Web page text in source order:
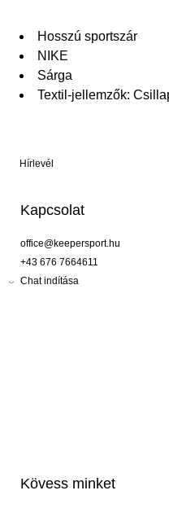
Hosszú sportszár
NIKE
Sárga
Textil-jellemzők:
Hírlevél
Kapcsolat
office@keepersport.hu
+43 676 7664611
Chat indítása
Kövess minket